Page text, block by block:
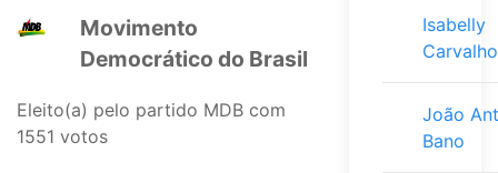
Movimento
Democrático do Brasil
Eleito(a) pelo partido MDB com
1551 votos
Isabelly
Carvalho
João
Bano